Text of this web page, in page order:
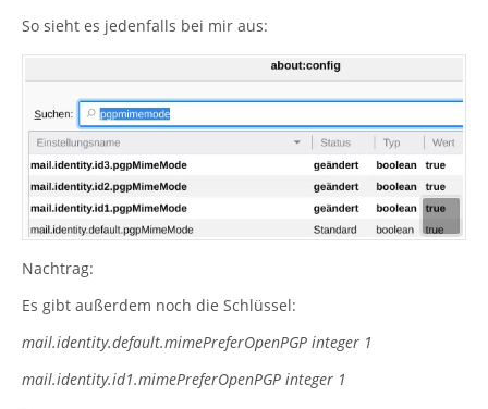
So sieht es jedenfalls bei mir aus:
Nachtrag:
Es gibt außerdem noch die Schlüssel:
mail.identity.default.mimePreferOpenPGP integer 1
mail.identity.id1.mimePreferOpenPGP integer 1